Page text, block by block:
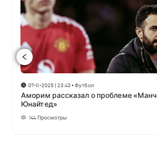
07-11-2025 | 23:43 •Футбол
Аморим рассказал о проблеме
Юнайтед»
144 Просмотры